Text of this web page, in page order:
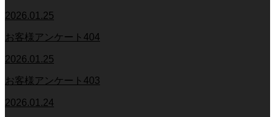
2026.01.25
お客様アンケート404
2026.01.25
お客様アンケート403
2026.01.24